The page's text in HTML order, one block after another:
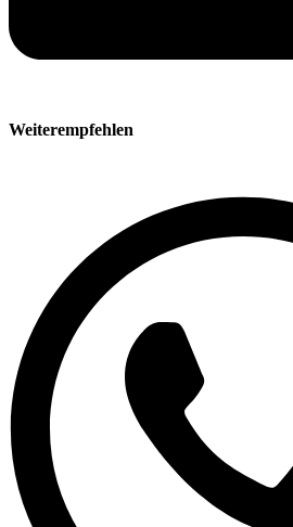
Weiterempfehlen